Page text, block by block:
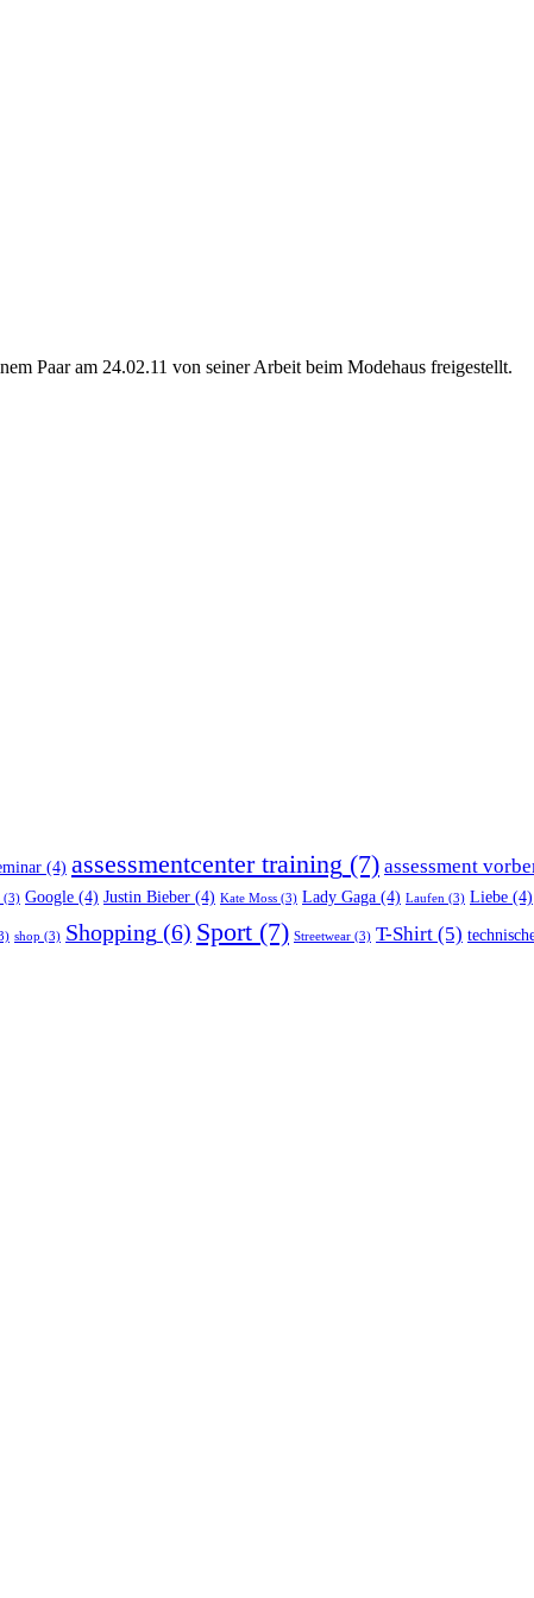
Paar am 24.02.11 von seiner Arbeit beim Modehaus freigestellt.
(4) assessmentcenter training (7) assessment
(3) Google (4) Justin Bieber (4) Kate Moss (3) Lady Gaga (4) Laufen (3) Liebe (4)
shop (3) Shopping (6) Sport (7) Streetwear (3) T-Shirt (5)